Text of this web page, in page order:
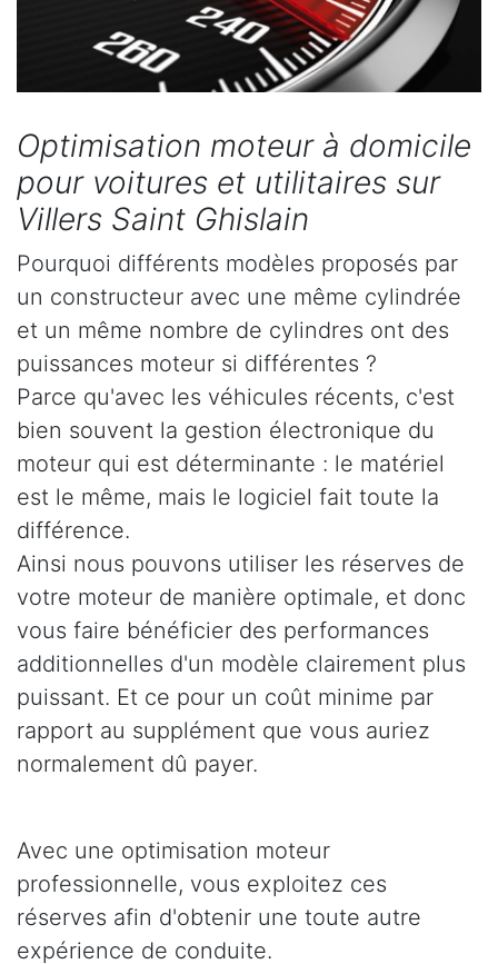
Optimisation moteur à domicile
pour voitures et utilitaires sur
Villers Saint Ghislain
Pourquoi différents modèles proposés par
un constructeur avec une même cylindrée
et un même nombre de cylindres ont des
puissances moteur si différentes ?
Parce qu'avec les véhicules récents, c'est
bien souvent la gestion électronique du
moteur qui est déterminante : le matériel
est le même, mais le logiciel fait toute la
différence.
Ainsi nous pouvons utiliser les réserves de
votre moteur de manière optimale, et donc
vous faire bénéficier des performances
additionnelles d'un modèle clairement plus
puissant. Et ce pour un coût minime par
rapport au supplément que vous auriez
normalement dû payer.
Avec une optimisation moteur
professionnelle, vous exploitez ces
réserves afin d'obtenir une toute autre
expérience de conduite.